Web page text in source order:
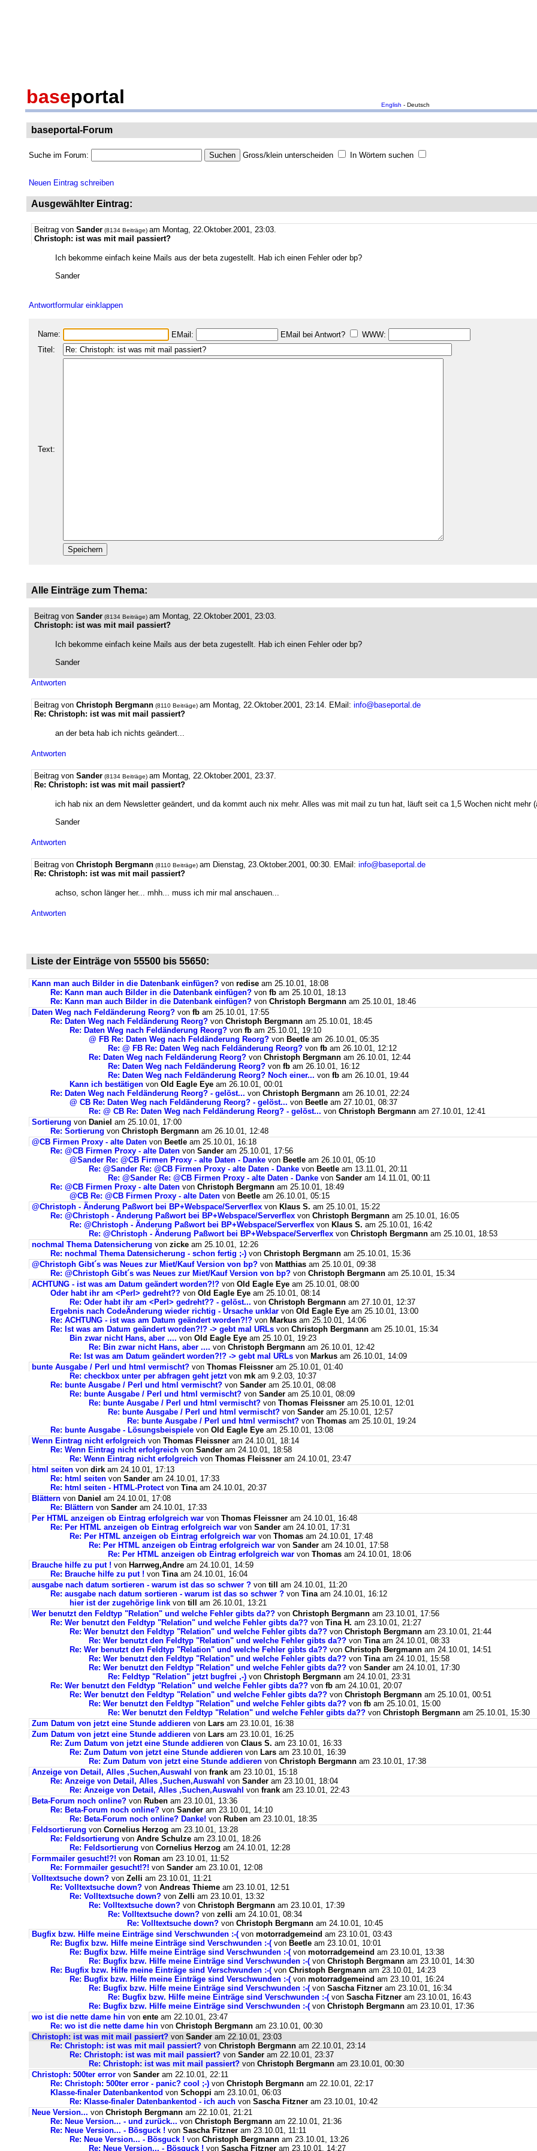
baseportal English - Deutsch
baseportal-Forum
Suche im Forum: Gross/klein unterscheiden In Wörtern suchen
Neuen Eintrag schreiben
Ausgewählter Eintrag:
Beitrag von Sander (8134 Beiträge) am Montag, 22.Oktober.2001, 23:03.
Christoph: ist was mit mail passiert?
Ich bekomme einfach keine Mails aus der beta zugestellt. Hab ich einen Fehler oder bp?
Sander
Antwortformular einklappen
Name: EMail: EMail bei Antwort?
WWW:
Titel:
Text:
Alle Einträge zum Thema:
Beitrag von Sander (8134 Beiträge) am Montag, 22.Oktober.2001, 23:03.
Christoph: ist was mit mail passiert?
Ich bekomme einfach keine Mails aus der beta zugestellt. Hab ich einen Fehler oder bp?
Sander
Antworten
Beitrag von Christoph Bergmann (8110 Beiträge) am Montag, 22.Oktober.2001, 23:14. EMail: info@baseportal.de
Re: Christoph: ist was mit mail passiert?
an der beta hab ich nichts geändert...
Antworten
Beitrag von Sander (8134 Beiträge) am Montag, 22.Oktober.2001, 23:37.
Re: Christoph: ist was mit mail passiert?
ich hab nix an dem Newsletter geändert, und da kommt auch nix mehr. Alles was mit mail zu tun hat, läuft seit ca 1,5 Wochen nicht mehr
Sander
Antworten
Beitrag von Christoph Bergmann (8110 Beiträge) am Dienstag, 23.Oktober.2001, 00:30. EMail: info@baseportal.de
Re: Christoph: ist was mit mail passiert?
achso, schon länger her... mhh... muss ich mir mal anschauen...
Antworten
Liste der Einträge von 55500 bis 55650:
Kann man auch Bilder in die Datenbank einfügen? von redise am 25.10.01, 18:08
Re: Kann man auch Bilder in die Datenbank einfügen? von fb am 25.10.01, 18:13
Re: Kann man auch Bilder in die Datenbank einfügen? von Christoph Bergmann am 25.10.01, 18:46
Daten Weg nach Feldänderung Reorg? von fb am 25.10.01, 17:55
Re: Daten Weg nach Feldänderung Reorg? von Christoph Bergmann am 25.10.01, 18:45
Re: Daten Weg nach Feldänderung Reorg? von fb am 25.10.01, 19:10
@ FB Re: Daten Weg nach Feldänderung Reorg? von Beetle am 26.10.01, 05:35
Re: @ FB Re: Daten Weg nach Feldänderung Reorg? von fb am 26.10.01, 12:12
Re: Daten Weg nach Feldänderung Reorg? von Christoph Bergmann am 26.10.01, 12:44
Re: Daten Weg nach Feldänderung Reorg? von fb am 26.10.01, 16:12
Re: Daten Weg nach Feldänderung Reorg? Noch einer... von fb am 26.10.01, 19:44
Kann ich bestätigen von Old Eagle Eye am 26.10.01, 00:01
Re: Daten Weg nach Feldänderung Reorg? - gelöst... von Christoph Bergmann am 26.10.01, 22:24
@ CB Re: Daten Weg nach Feldänderung Reorg? - gelöst... von Beetle am 27.10.01, 08:37
Re: @ CB Re: Daten Weg nach Feldänderung Reorg? - gelöst... von Christoph Bergmann am 27.10.01, 12:41
Sortierung von Daniel am 25.10.01, 17:00
Re: Sortierung von Christoph Bergmann am 26.10.01, 12:48
@CB Firmen Proxy - alte Daten von Beetle am 25.10.01, 16:18
Re: @CB Firmen Proxy - alte Daten von Sander am 25.10.01, 17:56
@Sander Re: @CB Firmen Proxy - alte Daten - Danke von Beetle am 26.10.01, 05:10
Re: @Sander Re: @CB Firmen Proxy - alte Daten - Danke von Beetle am 13.11.01, 20:11
Re: @Sander Re: @CB Firmen Proxy - alte Daten - Danke von Sander am 14.11.01, 00:11
Re: @CB Firmen Proxy - alte Daten von Christoph Bergmann am 25.10.01, 18:49
@CB Re: @CB Firmen Proxy - alte Daten von Beetle am 26.10.01, 05:15
@Christoph - Änderung Paßwort bei BP+Webspace/Serverflex von Klaus S. am 25.10.01, 15:22
Re: @Christoph - Änderung Paßwort bei BP+Webspace/Serverflex von Christoph Bergmann am 25.10.01, 16:05
Re: @Christoph - Änderung Paßwort bei BP+Webspace/Serverflex von Klaus S. am 25.10.01, 16:42
Re: @Christoph - Änderung Paßwort bei BP+Webspace/Serverflex von Christoph Bergmann am 25.10.01, 18:53
nochmal Thema Datensicherung von zicke am 25.10.01, 12:26
Re: nochmal Thema Datensicherung - schon fertig ;-) von Christoph Bergmann am 25.10.01, 15:36
@Christoph Gibt´s was Neues zur Miet/Kauf Version von bp? von Matthias am 25.10.01, 09:38
Re: @Christoph Gibt´s was Neues zur Miet/Kauf Version von bp? von Christoph Bergmann am 25.10.01, 15:34
ACHTUNG - ist was am Datum geändert worden?!? von Old Eagle Eye am 25.10.01, 08:00
Oder habt ihr am <Perl> gedreht?? von Old Eagle Eye am 25.10.01, 08:14
Re: Oder habt ihr am <Perl> gedreht?? - gelöst... von Christoph Bergmann am 27.10.01, 12:37
Ergebnis nach CodeÄnderung wieder richtig - Ursache unklar von Old Eagle Eye am 25.10.01, 13:00
Re: ACHTUNG - ist was am Datum geändert worden?!? von Markus am 25.10.01, 14:06
Re: Ist was am Datum geändert worden?!? -> gebt mal URLs von Christoph Bergmann am 25.10.01, 15:34
Bin zwar nicht Hans, aber .... von Old Eagle Eye am 25.10.01, 19:23
Re: Bin zwar nicht Hans, aber .... von Christoph Bergmann am 26.10.01, 12:42
Re: Ist was am Datum geändert worden?!? -> gebt mal URLs von Markus am 26.10.01, 14:09
bunte Ausgabe / Perl und html vermischt? von Thomas Fleissner am 25.10.01, 01:40
Re: checkbox unter per abfragen geht jetztvon mk am 9.2.03, 10:37
Re: bunte Ausgabe / Perl und html vermischt? von Sander am 25.10.01, 08:08
Re: bunte Ausgabe / Perl und html vermischt? von Sander am 25.10.01, 08:09
Re: bunte Ausgabe / Perl und html vermischt? von Thomas Fleissner am 25.10.01, 12:01
Re: bunte Ausgabe / Perl und html vermischt? von Sander am 25.10.01, 12:57
Re: bunte Ausgabe / Perl und html vermischt? von Thomas am 25.10.01, 19:24
Re: bunte Ausgabe - Lösungsbeispiele von Old Eagle Eye am 25.10.01, 13:08
Wenn Eintrag nicht erfolgreich von Thomas Fleissner am 24.10.01, 18:14
Re: Wenn Eintrag nicht erfolgreich von Sander am 24.10.01, 18:58
Re: Wenn Eintrag nicht erfolgreich von Thomas Fleissner am 24.10.01, 23:47
html seiten von dirk am 24.10.01, 17:13
Re: html seiten von Sander am 24.10.01, 17:33
Re: html seiten - HTML-Protectvon Tinaam 24.10.01, 20:37
Blättern von Daniel am 24.10.01, 17:08
Re: Blättern von Sander am 24.10.01, 17:33
Per HTML anzeigen ob Eintrag erfolgreich war von Thomas Fleissner am 24.10.01, 16:48
Re: Per HTML anzeigen ob Eintrag erfolgreich war von Sander am 24.10.01, 17:31
Re: Per HTML anzeigen ob Eintrag erfolgreich war von Thomas am 24.10.01, 17:48
Re: Per HTML anzeigen ob Eintrag erfolgreich war von Sander am 24.10.01, 17:58
Re: Per HTML anzeigen ob Eintrag erfolgreich war von Thomas am 24.10.01, 18:06
Brauche hilfe zu put ! von Harrweg,Andre am 24.10.01, 14:59
Re: Brauche hilfe zu put ! von Tinaam 24.10.01, 16:04
ausgabe nach datum sortieren - warum ist das so schwer ? von till
am 24.10.01, 11:20
Re: ausgabe nach datum sortieren - warum ist das so schwer ? von Tinaam 24.10.01, 16:12
hier ist der zugehörige link von till
am 26.10.01, 13:21
Wer benutzt den Feldtyp "Relation" und welche Fehler gibts da?? von Christoph Bergmann am 23.10.01, 17:56
Re: Wer benutzt den Feldtyp "Relation" und welche Fehler gibts da?? von Tina H. am 23.10.01, 21:27
Re: Wer benutzt den Feldtyp "Relation" und welche Fehler gibts da?? von Christoph Bergmann am 23.10.01, 21:44
Re: Wer benutzt den Feldtyp "Relation" und welche Fehler gibts da?? von Tinaam 24.10.01, 08:33
Re: Wer benutzt den Feldtyp "Relation" und welche Fehler gibts da?? von Christoph Bergmann am 24.10.01, 14:51
Re: Wer benutzt den Feldtyp "Relation" und welche Fehler gibts da?? von Tinaam 24.10.01, 15:58
Re: Wer benutzt den Feldtyp "Relation" und welche Fehler gibts da?? von Sander am 24.10.01, 17:30
Re: Feldtyp "Relation" jetzt bugfrei ,-) von Christoph Bergmann am 24.10.01, 23:31
Re: Wer benutzt den Feldtyp "Relation" und welche Fehler gibts da?? von fb am 24.10.01, 20:07
Re: Wer benutzt den Feldtyp "Relation" und welche Fehler gibts da?? von Christoph Bergmann am 25.10.01, 00:51
Re: Wer benutzt den Feldtyp "Relation" und welche Fehler gibts da?? von fb am 25.10.01, 15:00
Re: Wer benutzt den Feldtyp "Relation" und welche Fehler gibts da?? von Christoph Bergmann am 25.10.01, 15:30
Zum Datum von jetzt eine Stunde addieren von Lars am 23.10.01, 16:38
Zum Datum von jetzt eine Stunde addieren von Lars am 23.10.01, 16:25
Re: Zum Datum von jetzt eine Stunde addieren von Claus S. am 23.10.01, 16:33
Re: Zum Datum von jetzt eine Stunde addieren von Lars am 23.10.01, 16:39
Re: Zum Datum von jetzt eine Stunde addieren von Christoph Bergmann am 23.10.01, 17:38
Anzeige von Detail, Alles ,Suchen,Auswahl von frank am 23.10.01, 15:18
Re: Anzeige von Detail, Alles ,Suchen,Auswahl von Sander am 23.10.01, 18:04
Re: Anzeige von Detail, Alles ,Suchen,Auswahl von frank am 23.10.01, 22:43
Beta-Forum noch online? von Ruben am 23.10.01, 13:36
Re: Beta-Forum noch online? von Sander am 23.10.01, 14:10
Re: Beta-Forum noch online? Danke! von Ruben am 23.10.01, 18:35
Feldsortierung von Cornelius Herzog am 23.10.01, 13:28
Re: Feldsortierung von Andre Schulze am 23.10.01, 18:26
Re: Feldsortierung von Cornelius Herzog am 24.10.01, 12:28
Formmailer gesucht!?! von Roman am 23.10.01, 11:52
Re: Formmailer gesucht!?! von Sander am 23.10.01, 12:08
Volltextsuche down? von Zelli am 23.10.01, 11:21
Re: Volltextsuche down? von Andreas Thieme am 23.10.01, 12:51
Re: Volltextsuche down? von Zelli am 23.10.01, 13:32
Re: Volltextsuche down? von Christoph Bergmann am 23.10.01, 17:39
Re: Volltextsuche down? von zelli am 24.10.01, 08:34
Re: Volltextsuche down? von Christoph Bergmann am 24.10.01, 10:45
Bugfix bzw. Hilfe meine Einträge sind Verschwunden :-( von motorradgemeind am 23.10.01, 03:43
Re: Bugfix bzw. Hilfe meine Einträge sind Verschwunden :-( von Beetle am 23.10.01, 10:01
Re: Bugfix bzw. Hilfe meine Einträge sind Verschwunden :-( von motorradgemeind am 23.10.01, 13:38
Re: Bugfix bzw. Hilfe meine Einträge sind Verschwunden :-( von Christoph Bergmann am 23.10.01, 14:30
Re: Bugfix bzw. Hilfe meine Einträge sind Verschwunden :-( von Christoph Bergmann am 23.10.01, 14:23
Re: Bugfix bzw. Hilfe meine Einträge sind Verschwunden :-( von motorradgemeind am 23.10.01, 16:24
Re: Bugfix bzw. Hilfe meine Einträge sind Verschwunden :-( von Sascha Fitzner am 23.10.01, 16:34
Re: Bugfix bzw. Hilfe meine Einträge sind Verschwunden :-( von Sascha Fitzner am 23.10.01, 16:43
Re: Bugfix bzw. Hilfe meine Einträge sind Verschwunden :-( von Christoph Bergmann am 23.10.01, 17:36
wo ist die nette dame hin von ente am 22.10.01, 23:47
Re: wo ist die nette dame hin von Christoph Bergmann am 23.10.01, 00:30
Christoph: ist was mit mail passiert? von Sander am 22.10.01, 23:03
Re: Christoph: ist was mit mail passiert? von Christoph Bergmann am 22.10.01, 23:14
Re: Christoph: ist was mit mail passiert? von Sander am 22.10.01, 23:37
Re: Christoph: ist was mit mail passiert? von Christoph Bergmann am 23.10.01, 00:30
Christoph: 500ter error von Sander am 22.10.01, 22:11
Re: Christoph: 500ter error - panic? cool ;-) von Christoph Bergmann am 22.10.01, 22:17
Klasse-finaler Datenbankentod von Schoppi am 23.10.01, 06:03
Re: Klasse-finaler Datenbankentod - ich auch von Sascha Fitzner am 23.10.01, 10:42
Neue Version... von Christoph Bergmann am 22.10.01, 21:21
Re: Neue Version... - und zurück... von Christoph Bergmann am 22.10.01, 21:36
Re: Neue Version... - Bösguck ! von Sascha Fitzner am 23.10.01, 11:11
Re: Neue Version... - Bösguck ! von Christoph Bergmann am 23.10.01, 13:26
Re: Neue Version... - Bösguck ! von Sascha Fitzner am 23.10.01, 14:27